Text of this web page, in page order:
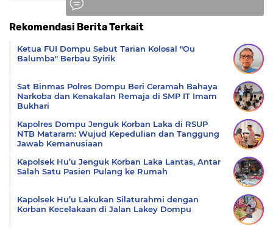
Rekomendasi Berita Terkait
Ketua FUI Dompu Sebut Tarian Kolosal "Ou
Balumba" Berbau Syirik
Sat Binmas Polres Dompu Beri Ceramah Bahaya
Narkoba dan Kenakalan Remaja di SMP IT Imam
Bukhari
Kapolres Dompu Jenguk Korban Laka di RSUP
NTB Mataram: Wujud Kepedulian dan Tanggung
Jawab Kemanusiaan
Kapolsek Hu’u Jenguk Korban Laka Lantas, Antar
Salah Satu Pasien Pulang ke Rumah
Kapolsek Hu’u Lakukan Silaturahmi dengan
Korban Kecelakaan di Jalan Lakey Dompu